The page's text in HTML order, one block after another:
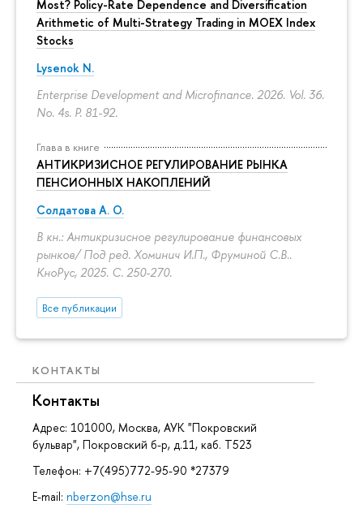
Most? Policy-Rate Dependence and Diversification
Arithmetic of Multi-Strategy Trading in MOEX Index
Stocks
Lysenok N.
Enterprise Development and Microfinance. 2026. Vol. 36.
No. 4s. P. 81-92.
Глава в книге
АНТИКРИЗИСНОЕ РЕГУЛИРОВАНИЕ РЫНКА
ПЕНСИОННЫХ НАКОПЛЕНИЙ
Солдатова А. О.
В кн.: Антикризисное регулирование финансовых
рынков/ Под ред. Хоминич И.П., Фруминой С.В..
КноРус, 2025. С. 250-270.
Все публикации
КОНТАКТЫ
Контакты
Адрес: 101000, Москва, АУК "Покровский
бульвар", Покровский б-р, д.11, каб. Т523
Телефон: +7(495)772-95-90 *27379
E-mail: nberzon@hse.ru